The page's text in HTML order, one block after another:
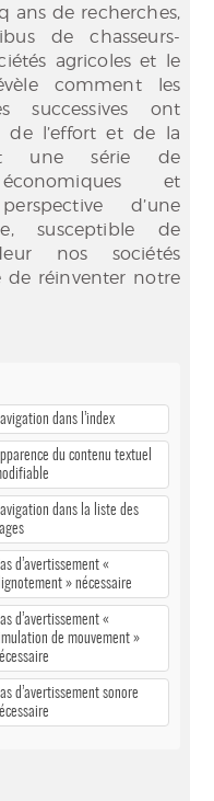
ans de recherches,
de chasseurs-
agricoles et le
comment les
successives ont
de l’effort et de la
une série de
et
d’une
susceptible de
nos sociétés
de réinventer notre
dans l’index
du contenu textuel
dans la liste des
d’avertissement «
» nécessaire
d’avertissement «
de mouvement »
d’avertissement sonore